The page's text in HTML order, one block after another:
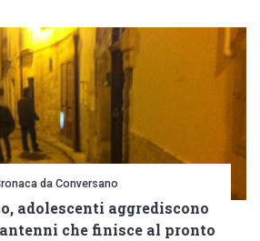
da Conversano
adolescenti aggrediscono
che finisce al pronto